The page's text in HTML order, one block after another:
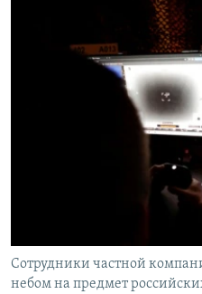
Сотрудники частной
небом на предмет